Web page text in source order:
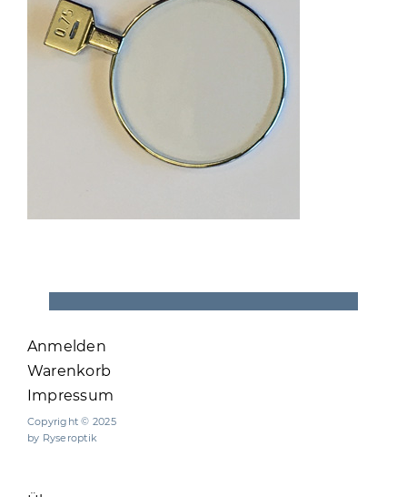
Anmelden
Warenkorb
Impressum
Copyright © 2025
by Ryseroptik